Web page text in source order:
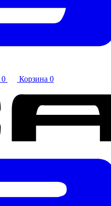
0 Корзина 0